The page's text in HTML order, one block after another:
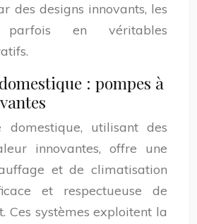
des designs innovants, les
parfois en véritables
: pompes à
domestique, utilisant des
innovantes, offre une
et de climatisation
et respectueuse de
Ces systèmes exploitent la